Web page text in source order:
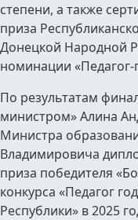
степени, а также
приза
Донецкой Народной
номинации «Педагог-
По результатам
министром» Алина
Министра
Владимировича
приза победителя
конкурса «Педагог
Республики» в 2025